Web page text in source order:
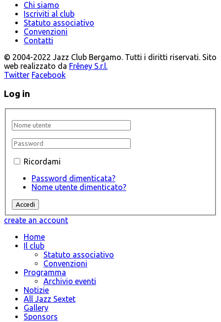
Chi siamo
Iscriviti al club
Statuto associativo
Convenzioni
Contatti
© 2004-2022 Jazz Club Bergamo. Tutti i diritti riservati. Sito
web realizzato da Frêney S.r.l.
Twitter Facebook
Log in
Ricordami
Password dimenticata?
Nome utente dimenticato?
create an account
Home
Il club
Statuto associativo
Convenzioni
Programma
Archivio eventi
Notizie
All Jazz Sextet
Gallery
Sponsors